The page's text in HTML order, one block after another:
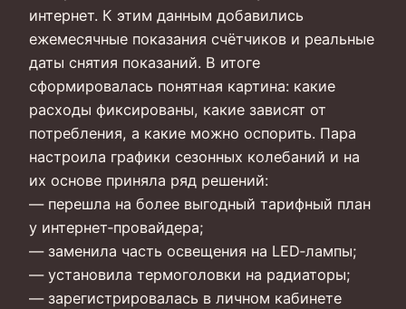
интернет. К этим данным добавились
ежемесячные показания счётчиков и реальные
даты снятия показаний. В итоге
сформировалась понятная картина: какие
расходы фиксированы, какие зависят от
потребления, а какие можно оспорить. Пара
настроила графики сезонных колебаний и на
их основе приняла ряд решений:
— перешла на более выгодный тарифный план
у интернет‑провайдера;
— заменила часть освещения на LED‑лампы;
— установила термоголовки на радиаторы;
— зарегистрировалась в личном кабинете